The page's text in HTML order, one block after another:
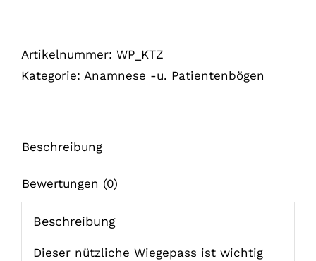
Menge
Artikelnummer: WP_KTZ
Kategorie: Anamnese -u. Patientenbögen
Beschreibung
Bewertungen (0)
Beschreibung
Dieser nützliche Wiegepass ist wichtig